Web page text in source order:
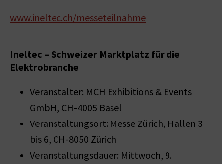
www.ineltec.ch/messeteilnahme
Ineltec – Schweizer Marktplatz für die
Elektrobranche
Veranstalter: MCH Exhibitions & Events
GmbH, CH-4005 Basel
Veranstaltungsort: Messe Zürich, Hallen 3
bis 6, CH-8050 Zürich
Veranstaltungsdauer: Mittwoch, 9.